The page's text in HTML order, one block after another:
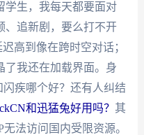
学生，我每天都要面对
追新剧，要么打不开
高到像在跨时空对话；
了我还在加载界面。身
疾哪个好？还有人纠结
和迅猛兔好用吗？ 其
法访问国内受限资源。